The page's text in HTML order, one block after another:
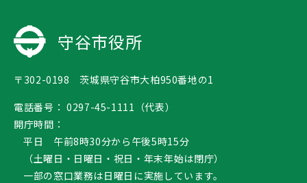
守谷市役所
〒302-0198 茨城県守谷市大柏950番地の1
電話番号： 0297-45-1111（代表）
開庁時間：
平日 午前8時30分から午後5時15分
（土曜日・日曜日・祝日・年末年始は閉庁）
一部の窓口業務は日曜日に実施しています。